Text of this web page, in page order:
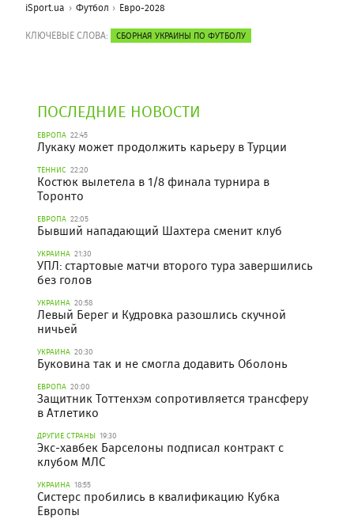
iSport.ua Футбол Евро-2028
КЛЮЧЕВЫЕ СЛОВА: СБОРНАЯ УКРАИНЫ ПО ФУТБОЛУ
ПОСЛЕДНИЕ НОВОСТИ
ЕВРОПА 22:45
Лукаку может продолжить карьеру в Турции
ТЕННИС 22:20
Костюк вылетела в 1/8 финала турнира в
Торонто
ЕВРОПА 22:05
Бывший нападающий Шахтера сменит клуб
УКРАИНА 21:30
УПЛ: стартовые матчи второго тура завершились
без голов
УКРАИНА 20:58
Левый Берег и Кудровка разошлись скучной
ничьей
УКРАИНА 20:30
Буковина так и не смогла додавить Оболонь
ЕВРОПА 20:00
Защитник Тоттенхэм сопротивляется трансферу
в Атлетико
ДРУГИЕ СТРАНЫ 19:30
Экс-хавбек Барселоны подписал контракт с
клубом МЛС
УКРАИНА 18:55
Систерс пробились в квалификацию Кубка
Европы